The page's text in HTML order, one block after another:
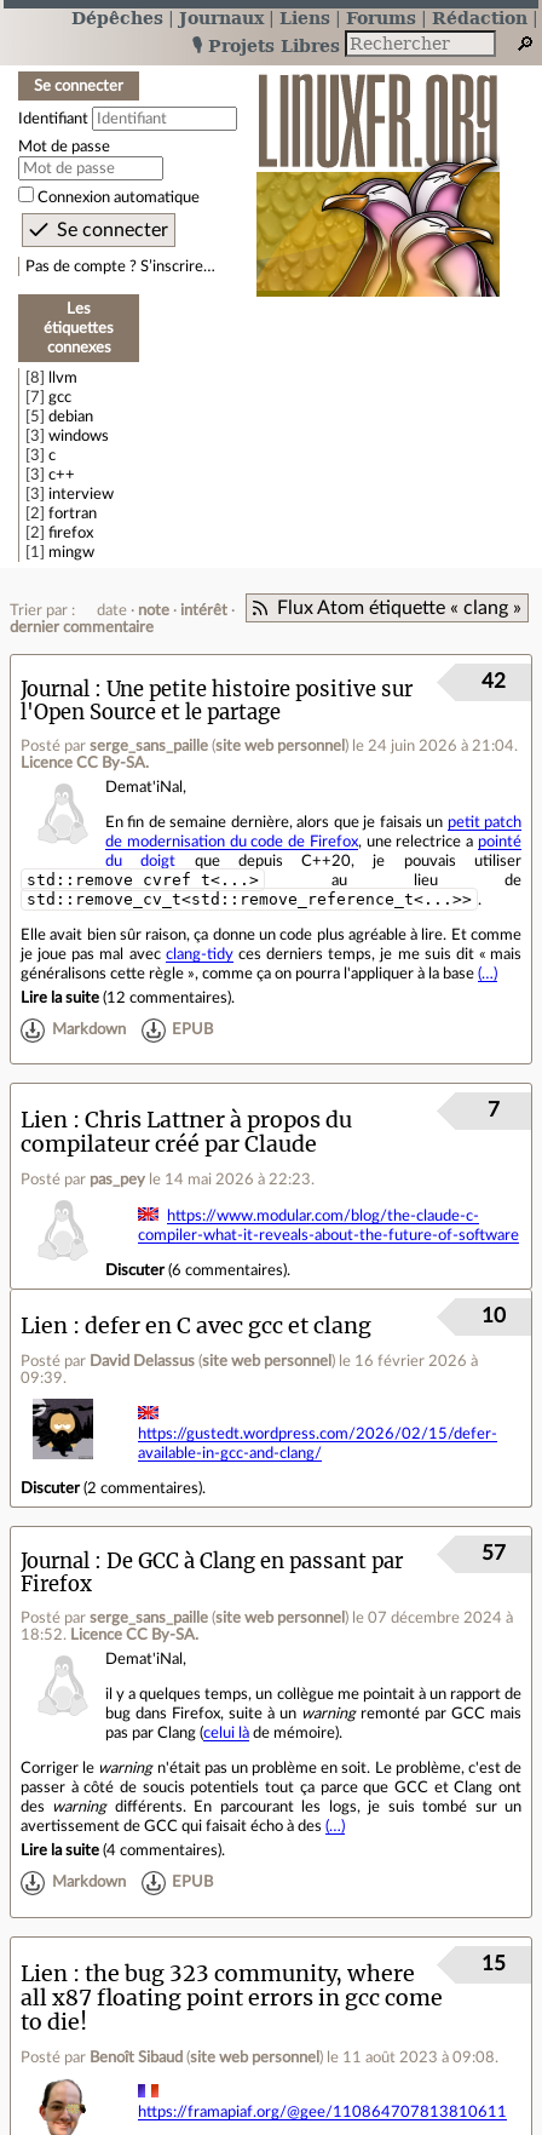
Dépêches Journaux Liens Forums
Rédaction
🎙️ Projets Libres
Se connecter
Identifiant
Mot de passe
Connexion automatique
Pas de compte ? S’inscrire…
Les
étiquettes
connexes
8
llvm
7
gcc
5
debian
3
windows
3
c
3
c++
3
interview
2
fortran
2
firefox
1
mingw
Flux Atom étiquette « clang »
Trier par : date note
intérêt
dernier commentaire
Journal
Une petite histoire positive sur
l'Open Source et le partage
Posté par serge_sans_paille (site web personnel ) le 24 juin 2026 à 21:04.
Licence CC By‑SA.
42
Demat'iNal,
En fin de semaine dernière, alors que je faisais un petit patch
de modernisation du code de Firefox, une relectrice a pointé
du doigt que depuis C++20, je pouvais utiliser
std::remove_cvref_t<...> au lieu de
std::remove_cv_t<std::remove_reference_t<...>> .
Elle avait bien sûr raison, ça donne un code plus agréable à lire. Et comme
je joue pas mal avec clang-tidyces derniers temps, je me suis dit « mais
généralisons cette règle », comme ça on pourra l'appliquer à la base (…)
Lire la suite (12 commentaires).
Markdown EPUB
Lien
Chris Lattner à propos du
compilateur créé par Claude
Posté par pas_pey le 14 mai 2026 à 22:23.
7
https://www.modular.com/blog/the-claude-c-
compiler-what-it-reveals-about-the-future-of-software
Discuter(6 commentaires).
Lien defer en C avec gcc et clang
Posté par David Delassus (site web personnel ) le 16 février 2026 à
09:39.
10
https://gustedt.wordpress.com/2026/02/15/defer-
available-in-gcc-and-clang/
Discuter(2 commentaires).
Journal
De GCC à Clang en passant par
Firefox
Posté par serge_sans_paille (site web personnel ) le 07 décembre 2024 à
18:52. Licence CC By‑SA.
57
Demat'iNal,
il y a quelques temps, un collègue me pointait à un rapport de
bug dans Firefox, suite à un warningremonté par GCC mais
pas par Clang (celui là de mémoire).
Corriger le warningn'était pas un problème en soit. Le problème, c'est de
passer à côté de soucis potentiels tout ça parce que GCC et Clang ont
des
warningdifférents. En parcourant les logs, je suis tombé sur un
avertissement de GCC qui faisait écho à des (…)
Lire la suite (4 commentaires).
Markdown EPUB
Lien
the bug 323 community, where
all x87 floating point errors in gcc come
to die!
Posté par Benoît Sibaud (site web personnel ) le 11 août 2023 à 09:08.
15
https://framapiaf.org/@gee/110864707813810611